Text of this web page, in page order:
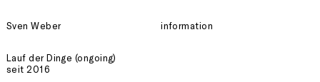
Sven Weber information
Lauf der Dinge (ongoing)
seit 2016